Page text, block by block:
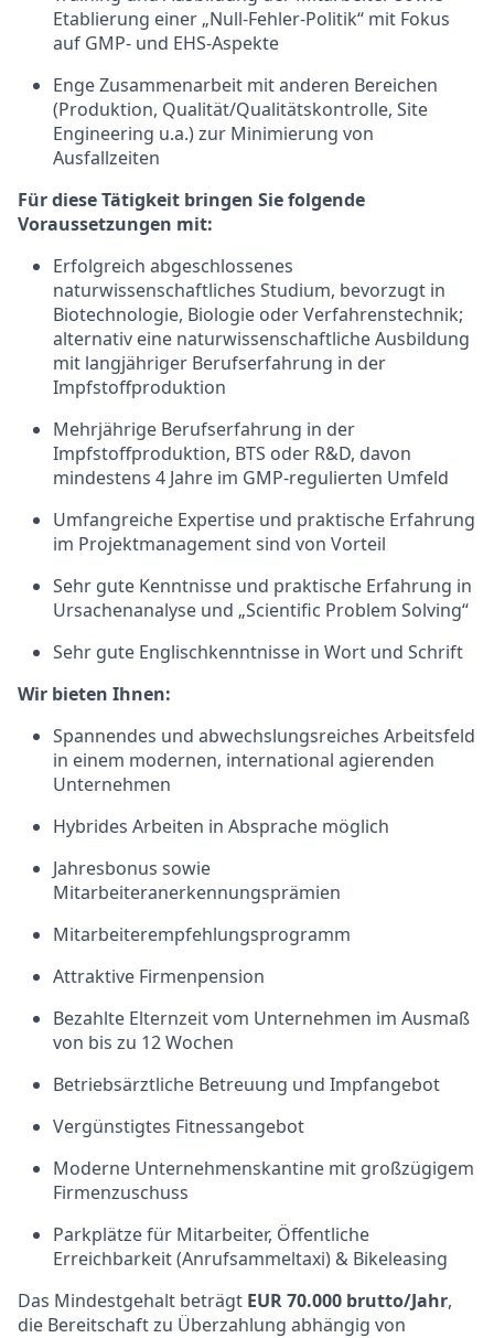
Etablierung einer „Null-Fehler-Politik“ mit Fokus
auf GMP- und EHS-Aspekte
Enge Zusammenarbeit mit anderen Bereichen
(Produktion, Qualität/Qualitätskontrolle, Site
Engineering u.a.) zur Minimierung von
Ausfallzeiten
Für diese Tätigkeit bringen Sie folgende
Voraussetzungen mit:
Erfolgreich abgeschlossenes
naturwissenschaftliches Studium, bevorzugt in
Biotechnologie, Biologie oder Verfahrenstechnik;
alternativ eine naturwissenschaftliche Ausbildung
mit langjähriger Berufserfahrung in der
Impfstoffproduktion
Mehrjährige Berufserfahrung in der
Impfstoffproduktion, BTS oder R&D, davon
mindestens 4 Jahre im GMP-regulierten Umfeld
Umfangreiche Expertise und praktische Erfahrung
im Projektmanagement sind von Vorteil
Sehr gute Kenntnisse und praktische Erfahrung in
Ursachenanalyse und „Scientific Problem Solving“
Sehr gute Englischkenntnisse in Wort und Schrift
Wir bieten Ihnen:
Spannendes und abwechslungsreiches Arbeitsfeld
in einem modernen, international agierenden
Unternehmen
Hybrides Arbeiten in Absprache möglich
Jahresbonus sowie
Mitarbeiteranerkennungsprämien
Mitarbeiterempfehlungsprogramm
Attraktive Firmenpension
Bezahlte Elternzeit vom Unternehmen im Ausmaß
von bis zu 12 Wochen
Betriebsärztliche Betreuung und Impfangebot
Vergünstigtes Fitnessangebot
Moderne Unternehmenskantine mit großzügigem
Firmenzuschuss
Parkplätze für Mitarbeiter, Öffentliche
Erreichbarkeit (Anrufsammeltaxi) & Bikeleasing
Das Mindestgehalt beträgt EUR 70.000 brutto/Jahr,
die Bereitschaft zu Überzahlung abhängig von